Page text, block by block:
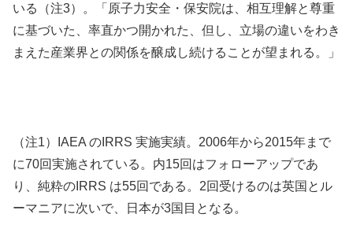
いる（注3）。「原子力安全・保安院は、相互理解と尊重
に基づいた、率直かつ開かれた、但し、立場の違いをわき
まえた産業界との関係を醸成し続けることが望まれる。」
（注1）IAEA のIRRS 実施実績。2006年から2015年まで
に70回実施されている。内15回はフォローアップであ
り、純粋のIRRS は55回である。2回受けるのは英国とル
ーマニアに次いで、日本が3国目となる。